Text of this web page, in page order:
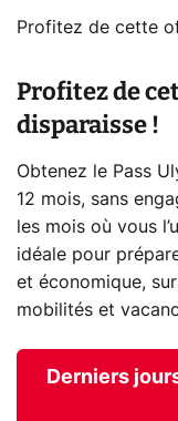
Profitez de cette
Profitez de
disparaisse !
Obtenez le Pass
12 mois, sans
les mois où vous
idéale pour
et économique,
mobilités et
Derniers